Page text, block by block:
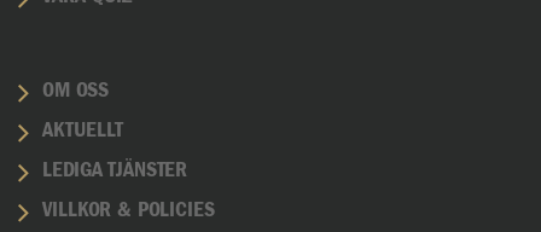
OM OSS
AKTUELLT
LEDIGA TJÄNSTER
VILLKOR & POLICIES